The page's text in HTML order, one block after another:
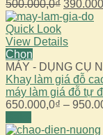
500.000,0₫ Giá
gốc
Quick Look
View Details
Chọn
MÁY - DỤNG CỤ
Khay làm giá đỗ
máy làm giá đỗ tự
650.000,0₫ –